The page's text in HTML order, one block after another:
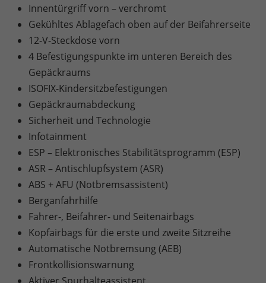
Innentürgriff vorn – verchromt
Gekühltes Ablagefach oben auf der Beifahrerseite
12-V-Steckdose vorn
4 Befestigungspunkte im unteren Bereich des
Gepäckraums
ISOFIX-Kindersitzbefestigungen
Gepäckraumabdeckung
Sicherheit und Technologie
Infotainment
ESP – Elektronisches Stabilitätsprogramm (ESP)
ASR – Antischlupfsystem (ASR)
ABS + AFU (Notbremsassistent)
Berganfahrhilfe
Fahrer-, Beifahrer- und Seitenairbags
Kopfairbags für die erste und zweite Sitzreihe
Automatische Notbremsung (AEB)
Frontkollisionswarnung